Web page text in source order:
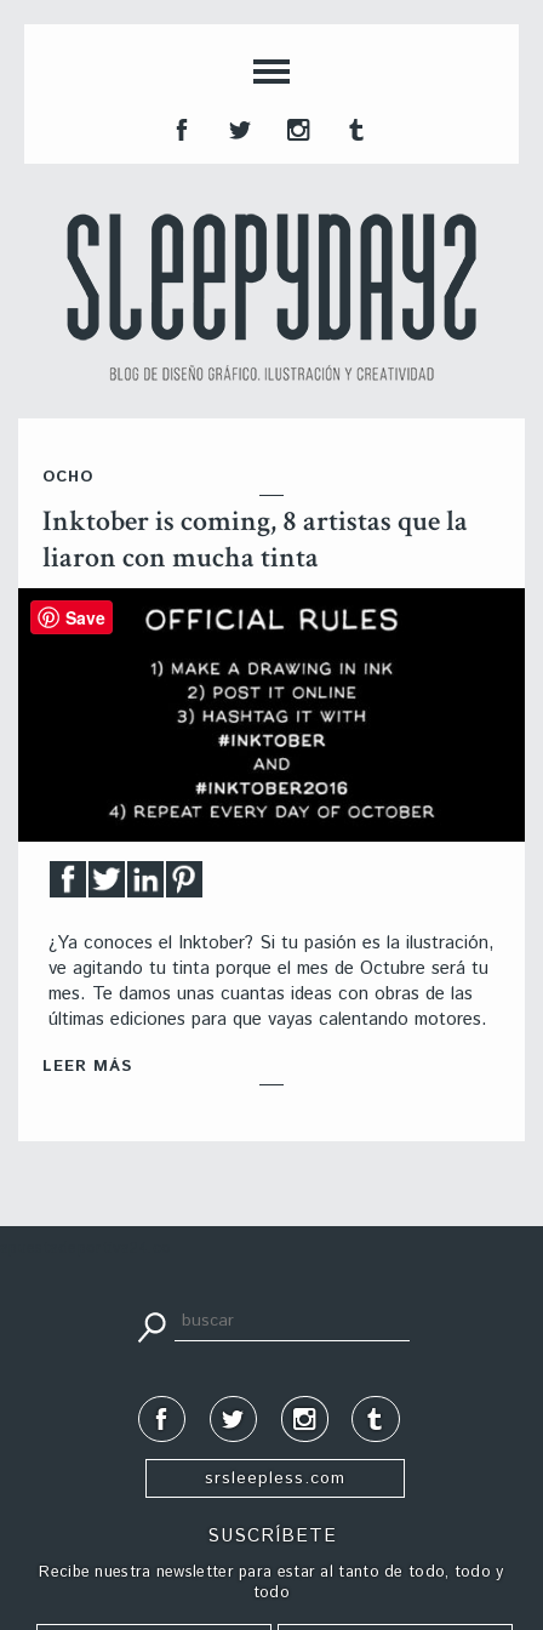
OCHO
Inktober is coming, 8 artistas que la
liaron con mucha tinta
¿Ya conoces el Inktober? Si tu pasión es la ilustración,
ve agitando tu tinta porque el mes de Octubre será tu
mes. Te damos unas cuantas ideas con obras de las
últimas ediciones para que vayas calentando motores.
LEER MÁS
srsleepless.com
SUSCRÍBETE
Recibe nuestra newsletter para estar al tanto de todo, todo y
todo
Save